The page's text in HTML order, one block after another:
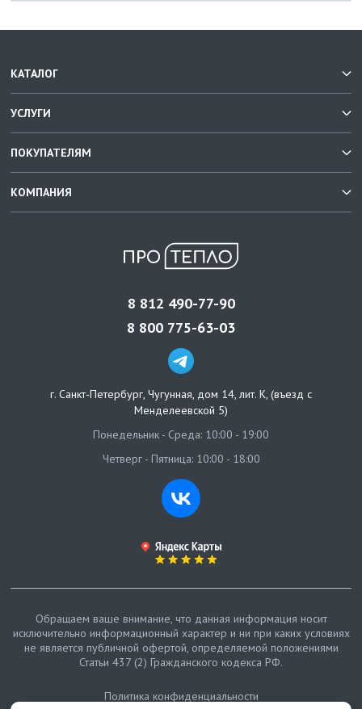
КАТАЛОГ
УСЛУГИ
ПОКУПАТЕЛЯМ
КОМПАНИЯ
8 812 490-77-90
8 800 775-63-03
г. Санкт-Петербург, Чугунная, дом 14, лит. К, (въезд с
Менделеевской 5)
Понедельник - Среда: 10:00 - 19:00
Четверг - Пятница: 10:00 - 18:00
Обращаем ваше внимание, что данная информация носит
исключительно информационный характер и ни при каких условиях
не является публичной офертой, определяемой положениями
Статьи 437 (2) Гражданского кодекса РФ.
Политика конфиденциальности